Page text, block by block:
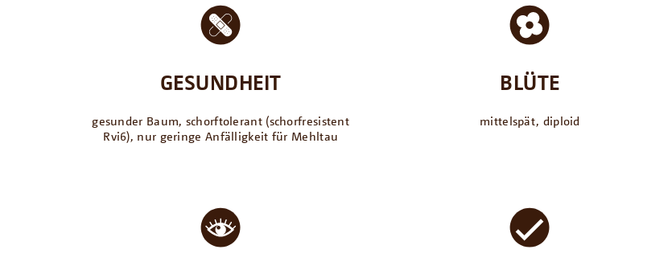
GESUNDHEIT
gesunder Baum, schorftolerant (schorfresistent
Rvi6), nur geringe Anfälligkeit für Mehltau
BLÜTE
mittelspät, diploid